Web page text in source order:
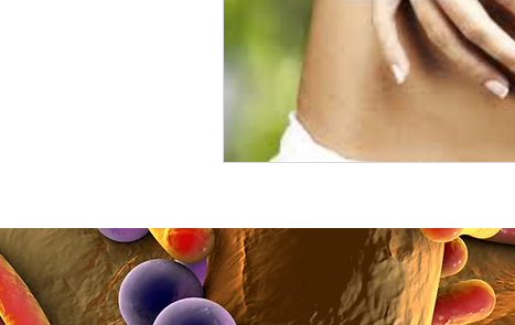
ADRESGEGEVENS:
Mau de Jongstraat 7